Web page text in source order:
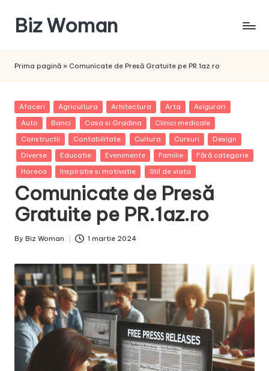
content
Biz Woman
succesul
Prima pagină » Comunicate de Presă Gratuite pe PR.1az.ro
Posted
in
Afaceri Agricultura Arhitectura Arta
Asigurari
Auto
Banci Casa si Gradina
Clinici medicale
Constructii
Contabilitate Cultura Cursuri
Design
Diverse
Educatie Evenimente Familie
Fără categorie
Horeca
Inspiratie si motivatie Stil de viata
Comunicate de Presă
Gratuite pe PR.1az.ro
Posted
By Biz Woman 1 martie 2024